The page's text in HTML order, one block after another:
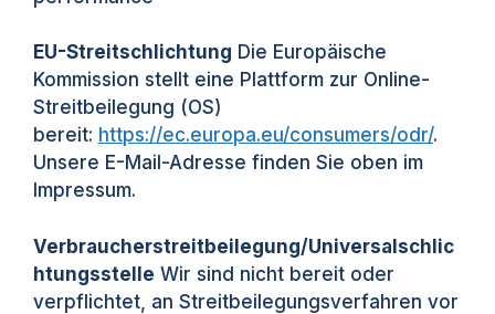
EU-Streitschlichtung Die Europäische
Kommission stellt eine Plattform zur Online-
Streitbeilegung (OS)
bereit: https://ec.europa.eu/consumers/odr/.
Unsere E-Mail-Adresse finden Sie oben im
Impressum.
Verbraucherstreitbeilegung/Universalschlic
htungsstelle Wir sind nicht bereit oder
verpflichtet, an Streitbeilegungsverfahren vor